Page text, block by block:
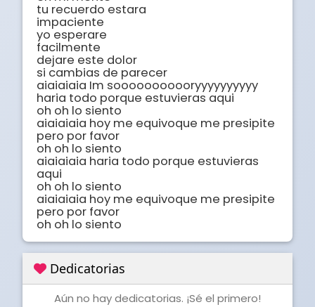
tu recuerdo estara
impaciente
yo esperare
facilmente
dejare este dolor
si cambias de parecer
aiaiaiaia Im sooooooooooryyyyyyyyyy
haria todo porque estuvieras aqui
oh oh lo siento
aiaiaiaia hoy me equivoque me presipite
pero por favor
oh oh lo siento
aiaiaiaia haria todo porque estuvieras
aqui
oh oh lo siento
aiaiaiaia hoy me equivoque me presipite
pero por favor
oh oh lo siento
Dedicatorias
Aún no hay dedicatorias. ¡Sé el primero!